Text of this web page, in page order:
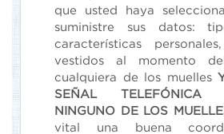
que usted haya
suministre sus datos:
características
vestidos al momento
cualquiera de los muelles
SEÑAL TELEFÓNICA
NINGUNO DE LOS
vital una buena